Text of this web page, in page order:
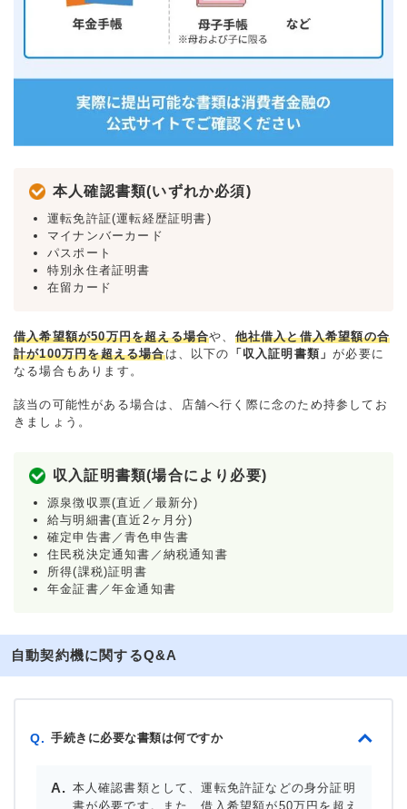
本人確認書類(いずれか必須)
運転免許証(運転経歴証明書)
マイナンバーカード
パスポート
特別永住者証明書
在留カード
借入希望額が50万円を超える場合や、 他社借入と借入希望額の合
計が100万円を超える場合は、以下の 「収入証明書類」が必要に
なる場合もあります。
該当の可能性がある場合は、店舗へ行く際に念のため持参してお
きましょう。
収入証明書類(場合により必要)
源泉徴収票(直近／最新分)
給与明細書(直近2ヶ月分)
確定申告書／青色申告書
住民税決定通知書／納税通知書
所得(課税)証明書
年金証書／年金通知書
自動契約機に関するQ&A
Q. 手続きに必要な書類は何ですか
本人確認書類として、運転免許証などの身分証明
書が必要です。また、借入希望額が50万円を超え